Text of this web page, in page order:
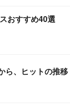
おすすめ40選
ら、ヒットの推移